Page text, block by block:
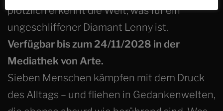
plötzlich erkennt die Welt, was für ein
ungeschliffener Diamant Lenny ist.
Verfügbar bis zum 24/11/2028 in der
Mediathek von Arte.
Sieben Menschen kämpfen mit dem Druck
des Alltags – und fliehen in Gedankenwelten,